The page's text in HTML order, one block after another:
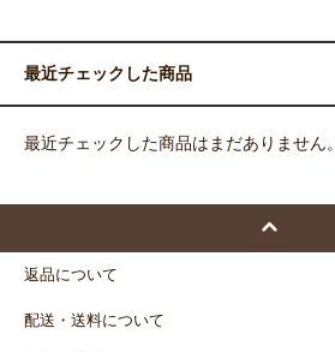
最近チェックした商品
最近チェックした商品はまだありません。
返品について
配送・送料について